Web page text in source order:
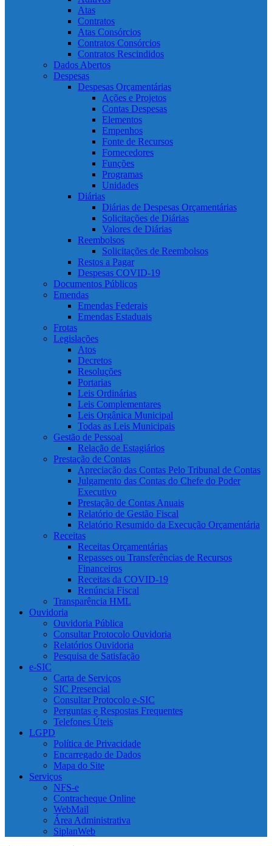
Atas
Contratos
Atas Consórcios
Contratos Consórcios
Contratos Rescindidos
Dados Abertos
Despesas
Despesas Orçamentárias
Ações e Projetos
Contas Despesas
Elementos
Empenhos
Fonte de Recursos
Fornecedores
Funções
Programas
Unidades
Diárias
Diárias de Despesas Orçamentárias
Solicitações de Diárias
Valores de Diárias
Reembolsos
Solicitações de Reembolsos
Restos a Pagar
Despesas COVID-19
Documentos Públicos
Emendas
Emendas Federais
Emendas Estaduais
Frotas
Legislações
Atos
Decretos
Resoluções
Portarias
Leis Ordinárias
Leis Complementares
Leis Orgânica Municipal
Todas as Leis Municipais
Gestão de Pessoal
Relação de Estagiários
Prestação de Contas
Apreciação das Contas Pelo Tribunal de Contas
Julgamento das Contas do Chefe do Poder
Executivo
Prestação de Contas Anuais
Relatório de Gestão Fiscal
Relatório Resumido da Execução Orçamentária
Receitas
Receitas Orçamentárias
Repasses ou Transferências de Recursos
Financeiros
Receitas da COVID-19
Renúncia Fiscal
Transparência HML
Ouvidoria
Ouvidoria Pública
Consultar Protocolo Ouvidoria
Relatórios Ouvidoria
Pesquisa de Satisfação
e-SIC
Carta de Serviços
SIC Presencial
Consultar Protocolo e-SIC
Perguntas e Respostas Frequentes
Telefones Úteis
LGPD
Política de Privacidade
Encarregado de Dados
Mapa do Site
Serviços
NFS-e
Contracheque Online
WebMail
Área Administrativa
SiplanWeb